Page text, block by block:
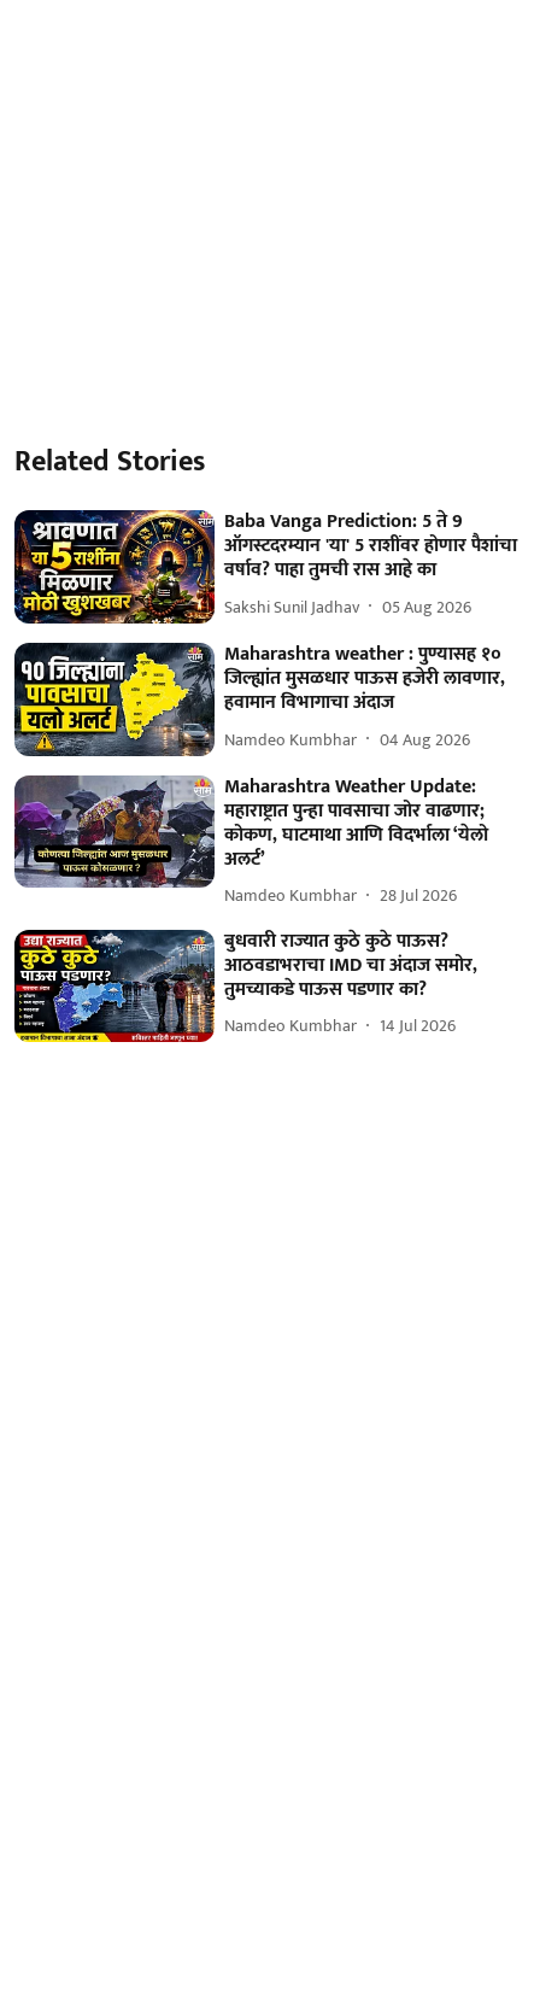
Related Stories
Baba Vanga Prediction: 5 ते 9
ऑगस्टदरम्यान 'या' 5 राशींवर होणार पैशांचा
वर्षाव? पाहा तुमची रास आहे का
Sakshi Sunil Jadhav 05 Aug 2026
Maharashtra weather : पुण्यासह १०
जिल्ह्यांत मुसळधार पाऊस हजेरी लावणार,
हवामान विभागाचा अंदाज
Namdeo Kumbhar 04 Aug 2026
Maharashtra Weather Update:
महाराष्ट्रात पुन्हा पावसाचा जोर वाढणार;
कोकण, घाटमाथा आणि विदर्भाला ‘येलो
अलर्ट’
Namdeo Kumbhar 28 Jul 2026
बुधवारी राज्यात कुठे कुठे पाऊस?
आठवडाभराचा IMD चा अंदाज समोर,
तुमच्याकडे पाऊस पडणार का?
Namdeo Kumbhar 14 Jul 2026